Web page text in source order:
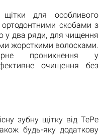
щітки для особливого
скобами з
у два ряди, для чищення
жорсткими волосками.
проникнення у
очищення без
зубну щітку від ТеРе
будь-яку додаткову